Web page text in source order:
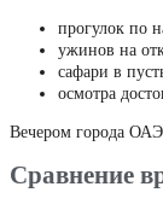
прогулок по
ужинов на
сафари в
осмотра
Вечером города ОАЭ
Сравнение